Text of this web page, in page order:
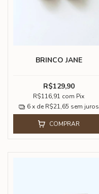
BRINCO JANE
R$129,90
R$116,91 com Pix
6 x de R$21,65 sem juros
COMPRAR